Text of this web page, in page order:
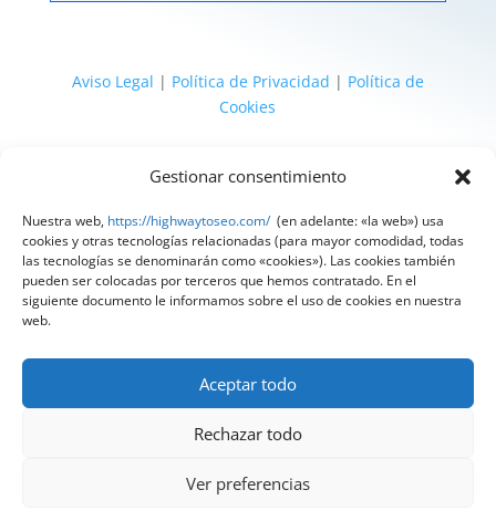
Gestionar consentimiento
Nuestra web, https://highwaytoseo.com/ (en adelante: «la web») usa
cookies y otras tecnologías relacionadas (para mayor comodidad, todas
las tecnologías se denominarán como «cookies»). Las cookies también
pueden ser colocadas por terceros que hemos contratado. En el
siguiente documento le informamos sobre el uso de cookies en nuestra
web.
Aceptar todo
Rechazar todo
Ver preferencias
Aviso Legal | Política de Privacidad | Política de
Cookies
@ 2025 Diseñado por HighWay To Seo
Compliance«Tu Compliance de confianza»
¿Quieres hablar con nuestros expertos?